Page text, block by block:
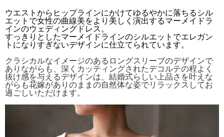
ウエストからヒップラインにかけてゆるやかに落ちるシル
エットで女性の曲線美をより美しく演出するマーメイドラ
インのウェディングドレス。
すっきりとしたマーメイドラインのシルエットでエレガン
トになりすぎないデザインに仕立てられています。
クラシカルなイメージのあるロングスリーブのデザインで
ありながらも、深くカッティングされたデコルテの程よく
抜け感を与えるデザインは、結婚式らしい上品さを叶えな
がらも花嫁がありのままの自然体な姿でリラックスしてお
過ごしいただけます。